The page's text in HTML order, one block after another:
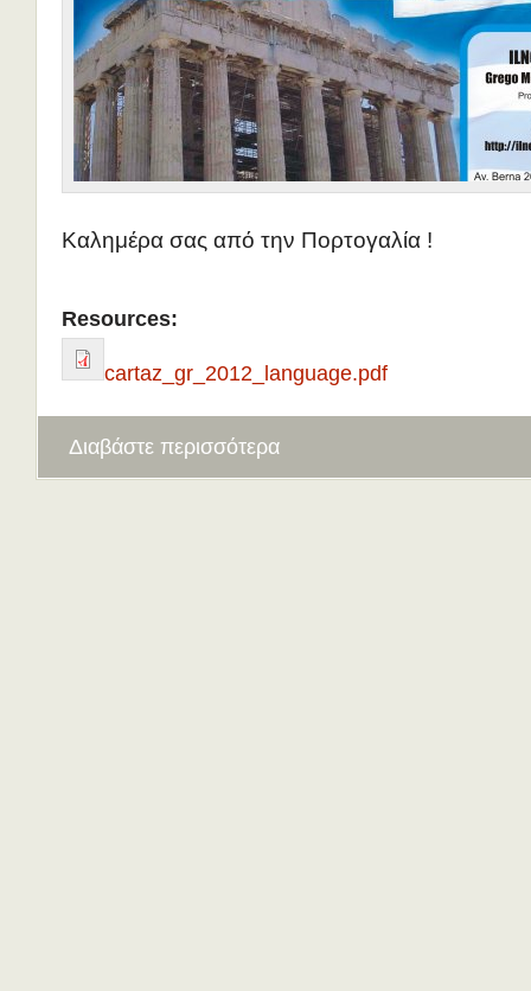
Καλημέρα σας από την Πορτογαλία !
Resources:
cartaz_gr_2012_language.pdf
Διαβάστε περισσότερα